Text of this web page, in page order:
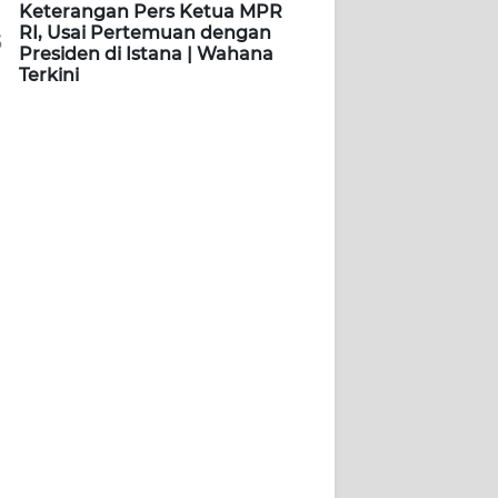
Keterangan Pers Ketua MPR
RI, Usai Pertemuan dengan
Presiden di Istana | Wahana
Terkini